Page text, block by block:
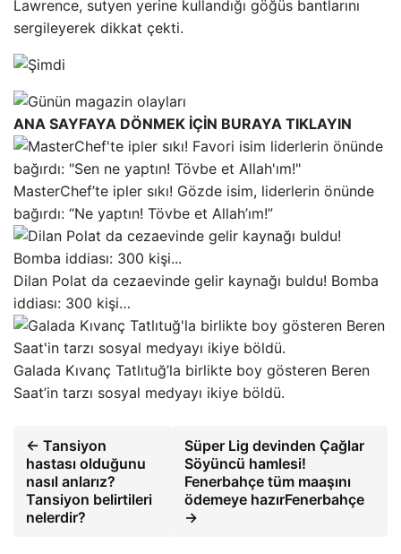
Lawrence, sutyen yerine kullandığı göğüs bantlarını
sergileyerek dikkat çekti.
ANA SAYFAYA DÖNMEK İÇİN BURAYA TIKLAYIN
MasterChef’te ipler sıkı! Gözde isim, liderlerin önünde
bağırdı: “Ne yaptın! Tövbe et Allah’ım!”
Dilan Polat da cezaevinde gelir kaynağı buldu! Bomba
iddiası: 300 kişi…
Galada Kıvanç Tatlıtuğ’la birlikte boy gösteren Beren
Saat’in tarzı sosyal medyayı ikiye böldü.
← Tansiyon
hastası olduğunu
nasıl anlarız?
Tansiyon belirtileri
nelerdir?
Süper Lig devinden Çağlar
Söyüncü hamlesi!
Fenerbahçe tüm maaşını
ödemeye hazırFenerbahçe
→